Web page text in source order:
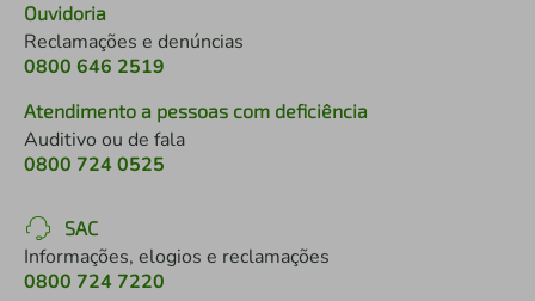
Ouvidoria
Reclamações e denúncias
0800 646 2519
Atendimento a pessoas com deficiência
Auditivo ou de fala
0800 724 0525
SAC
Informações, elogios e reclamações
0800 724 7220